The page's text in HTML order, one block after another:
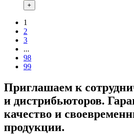
+
1
2
3
...
98
99
Приглашаем к
и дистрибьюторов.
качество и
продукции.